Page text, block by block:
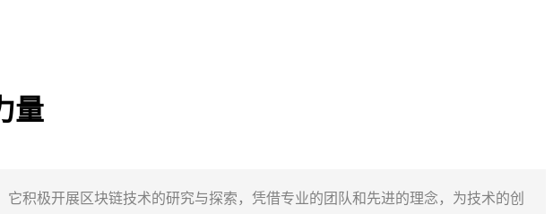
量
积极开展区块链技术的研究与探索，凭借专业的团队和先进的理念，为技术的创